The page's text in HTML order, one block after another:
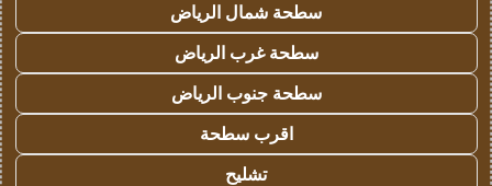
سطحة شمال الرياض
سطحة غرب الرياض
سطحة جنوب الرياض
اقرب سطحة
تشليح